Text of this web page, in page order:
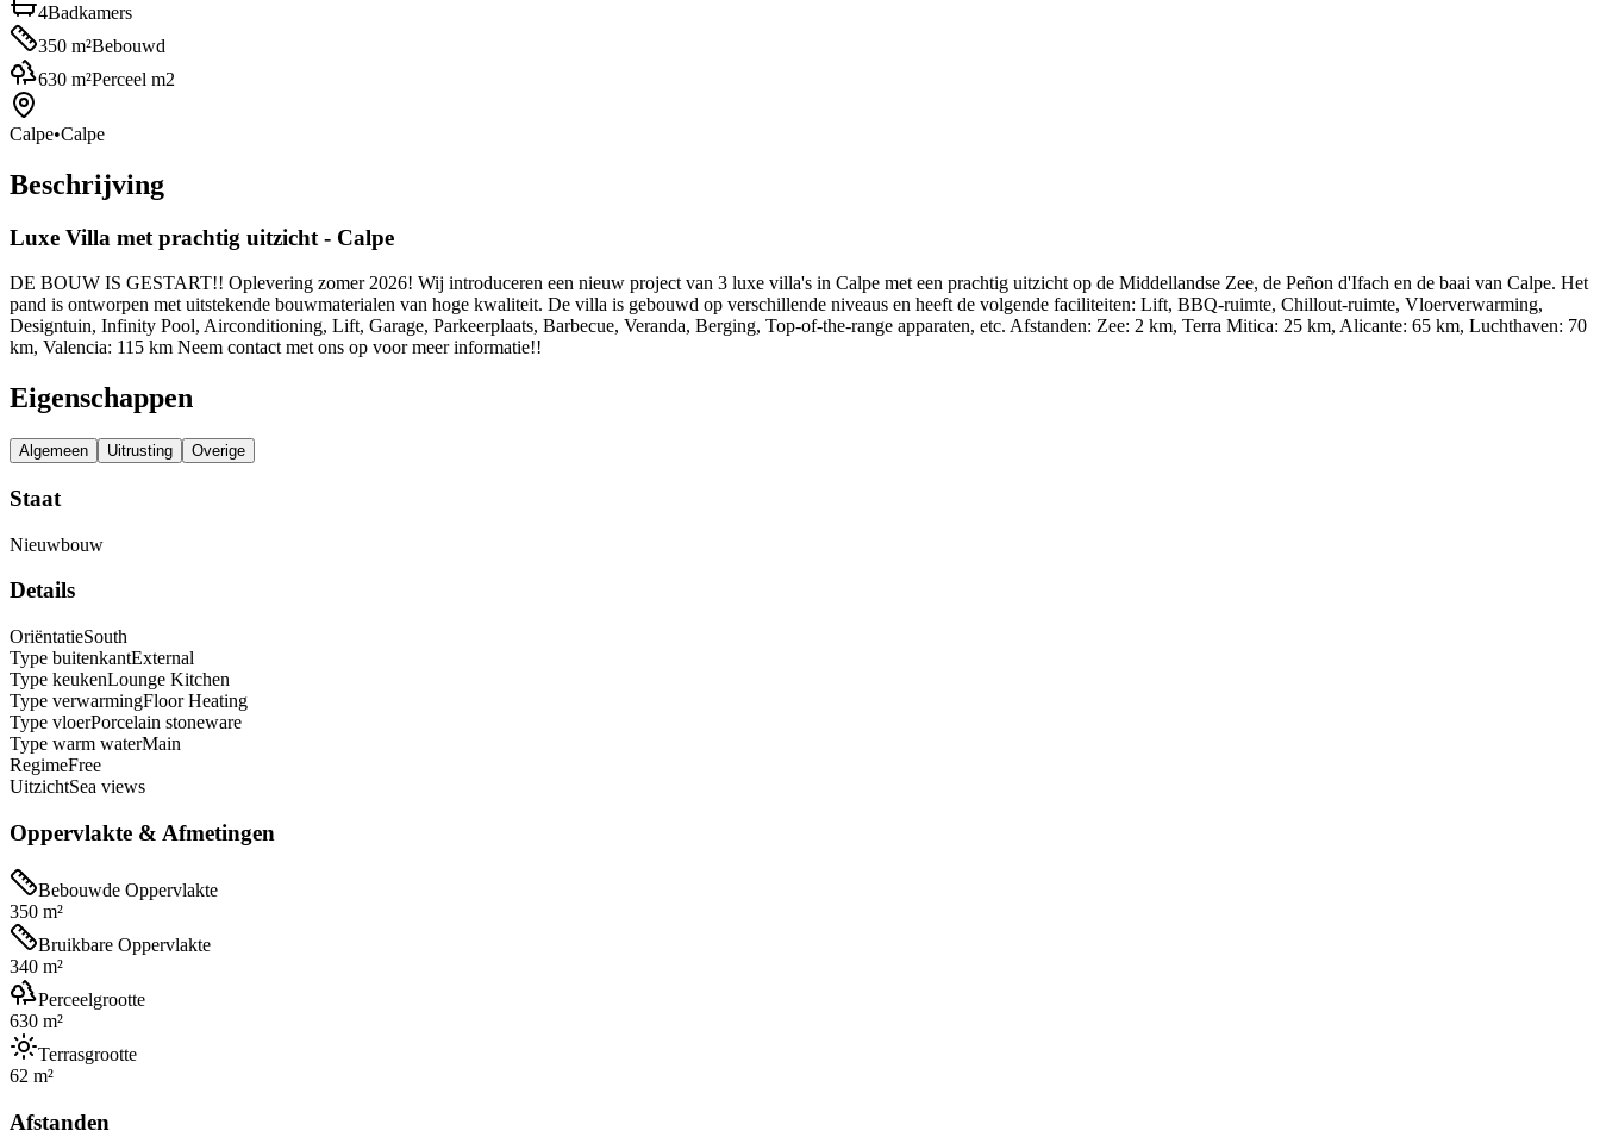
4Badkamers
350 m²Bebouwd
630 m²Perceel m2
Calpe•Calpe
Beschrijving
Luxe Villa met prachtig uitzicht - Calpe
DE BOUW IS GESTART!! Oplevering zomer 2026! Wij introduceren een nieuw project van 3 luxe villa's in Calpe met een prachtig uitzicht op de Middellandse Zee, de Peñon d'Ifach en de baai van Calpe. Het
pand is ontworpen met uitstekende bouwmaterialen van hoge kwaliteit. De villa is gebouwd op verschillende niveaus en heeft de volgende faciliteiten: Lift, BBQ-ruimte, Chillout-ruimte, Vloerverwarming,
Designtuin, Infinity Pool, Airconditioning, Lift, Garage, Parkeerplaats, Barbecue, Veranda, Berging, Top-of-the-range apparaten, etc. Afstanden: Zee: 2 km, Terra Mitica: 25 km, Alicante: 65 km, Luchthaven: 70
km, Valencia: 115 km Neem contact met ons op voor meer informatie!!
Eigenschappen
Algemeen Uitrusting Overige
Staat
Nieuwbouw
Details
OriëntatieSouth
Type buitenkantExternal
Type keukenLounge Kitchen
Type verwarmingFloor Heating
Type vloerPorcelain stoneware
Type warm waterMain
RegimeFree
UitzichtSea views
Oppervlakte & Afmetingen
Bebouwde Oppervlakte
350 m²
Bruikbare Oppervlakte
340 m²
Perceelgrootte
630 m²
Terrasgrootte
62 m²
Afstanden